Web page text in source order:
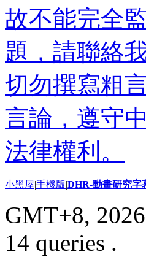
故不能完全
題，請聯絡我
切勿撰寫粗
言論，遵守
法律權利。
小黑屋|手機版|DHR-動畫研究字
GMT+8,
14 queries .